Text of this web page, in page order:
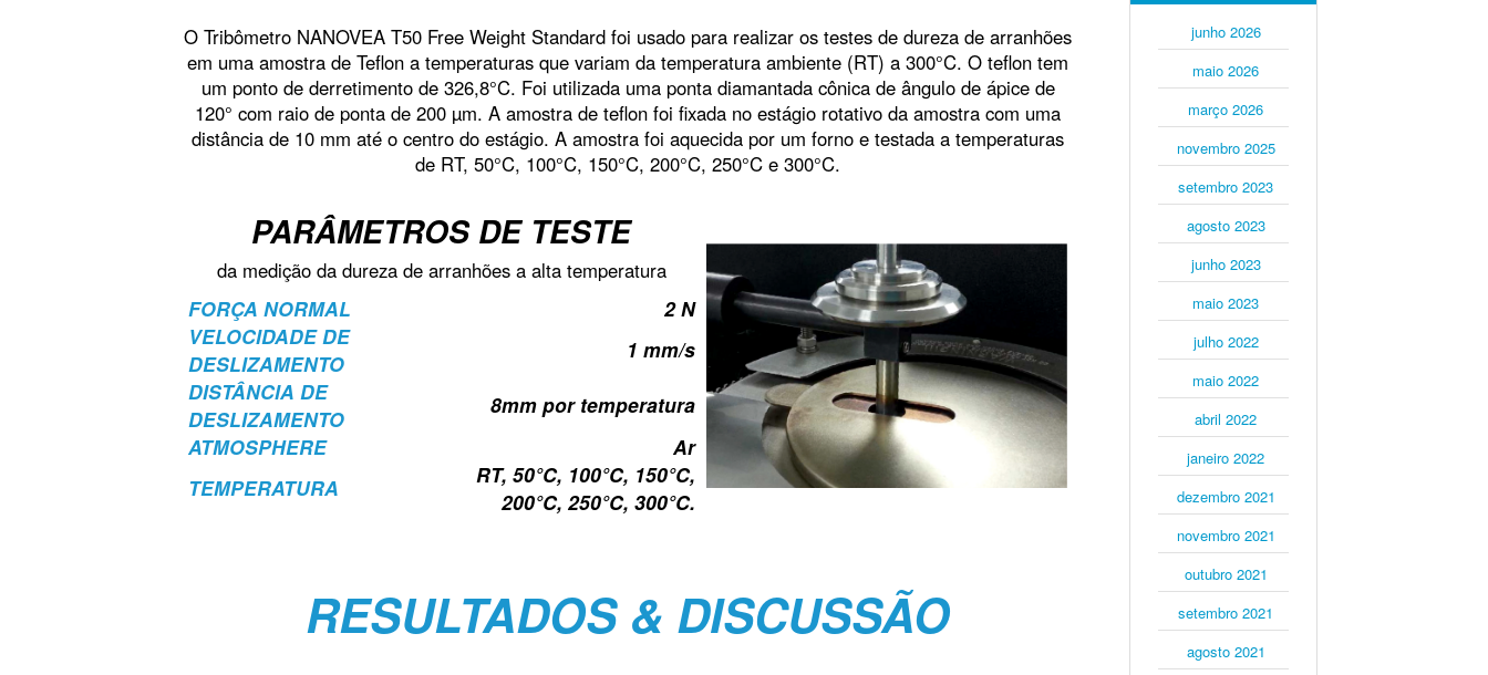
O Tribômetro NANOVEA T50 Free Weight Standard foi usado para realizar os testes de dureza de arranhões
em uma amostra de Teflon a temperaturas que variam da temperatura ambiente (RT) a 300°C. O teflon tem
um ponto de derretimento de 326,8°C. Foi utilizada uma ponta diamantada cônica de ângulo de ápice de
120° com raio de ponta de 200 µm. A amostra de teflon foi fixada no estágio rotativo da amostra com uma
distância de 10 mm até o centro do estágio. A amostra foi aquecida por um forno e testada a temperaturas
de RT, 50°C, 100°C, 150°C, 200°C, 250°C e 300°C.
PARÂMETROS DE TESTE
da medição da dureza de arranhões a alta temperatura
FORÇA NORMAL
2 N
VELOCIDADE DE
DESLIZAMENTO
1 mm/s
DISTÂNCIA DE
DESLIZAMENTO
8mm por temperatura
ATMOSPHERE
Ar
TEMPERATURA
RT, 50°C, 100°C, 150°C,
200°C, 250°C, 300°C.
RESULTADOS & DISCUSSÃO
junho 2026
maio 2026
março 2026
novembro 2025
setembro 2023
agosto 2023
junho 2023
maio 2023
julho 2022
maio 2022
abril 2022
janeiro 2022
dezembro 2021
novembro 2021
outubro 2021
setembro 2021
agosto 2021